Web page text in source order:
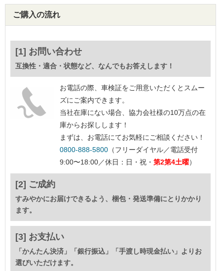
ご購入の流れ
[1] お問い合わせ
互換性・適合・状態など、なんでもお答えします！
お電話の際、車検証をご用意いただくとスムー
ズにご案内できます。
当社在庫にない場合、協力会社様の10万点の在
庫からお探しします！
まずは、お電話にてお気軽にご相談ください！
0800-888-5800 （フリーダイヤル／電話受付
9:00〜18:00／休日：日・祝・ 第2第4土曜）
[2] ご成約
すみやかにお届けできるよう、梱包・発送準備にとりかかり
ます。
[3] お支払い
「かんたん決済」「銀行振込」「手渡し時現金払い」よりお
選びいただけます。